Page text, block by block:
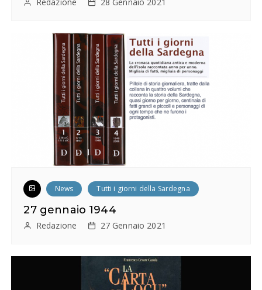
Redazione 28 Gennaio 2021
News Tutti i giorni della Sardegna
27 gennaio 1944
Redazione 27 Gennaio 2021